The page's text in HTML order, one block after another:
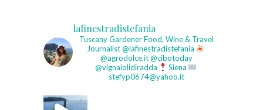
lafinestradistefania
Tuscany GardenerFood, Wine & Travel
Journalist@lafinestradistefania
@agrodolce.it @cibotoday
@vignaiolidiradda
Siena
stefyp0674@yahoo.it